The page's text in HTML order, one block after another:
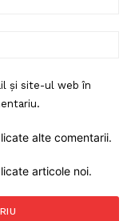
și site-ul web în
alte comentarii.
articole noi.